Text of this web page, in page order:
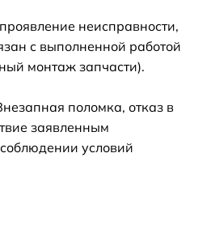
неисправности,
с выполненной работой
монтаж запчасти).
поломка, отказ в
заявленным
условий